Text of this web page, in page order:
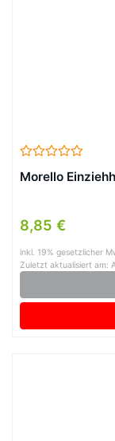
Morello
8,85 €
inkl. 19% gesetzlicher
Zuletzt aktualisiert am: